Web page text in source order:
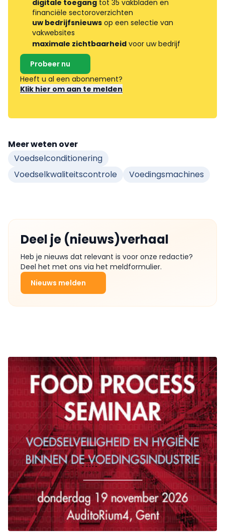
digitale toegang tot 35 vakbladen en
financiële sectoroverzichten
uw bedrijfsnieuws op een selectie van
vakwebsites
maximale zichtbaarheid voor uw bedrijf
Probeer nu
Heeft u al een abonnement?
Klik hier om aan te melden
Meer weten over
Voedselconditionering
Voedselkwaliteitscontrole
Voedingsmachines
Deel je (nieuws)verhaal
Heb je nieuws dat relevant is voor onze redactie?
Deel het met ons via het meldformulier.
Nieuws melden